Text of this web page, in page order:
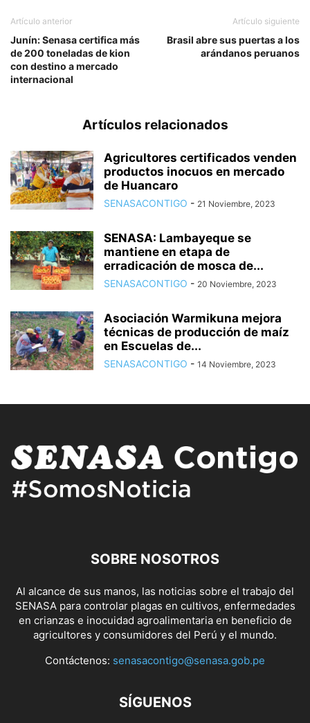
Artículo anterior
Junín: Senasa certifica más
de 200 toneladas de kion
con destino a mercado
internacional
Artículo siguiente
Brasil abre sus puertas a los
arándanos peruanos
Artículos relacionados
Agricultores certificados venden
productos inocuos en mercado
de Huancaro
SENASACONTIGO - 21 Noviembre, 2023
SENASA: Lambayeque se
mantiene en etapa de
erradicación de mosca de...
SENASACONTIGO - 20 Noviembre, 2023
Asociación Warmikuna mejora
técnicas de producción de maíz
en Escuelas de...
SENASACONTIGO - 14 Noviembre, 2023
SOBRE NOSOTROS
Al alcance de sus manos, las noticias sobre el trabajo del
SENASA para controlar plagas en cultivos, enfermedades
en crianzas e inocuidad agroalimentaria en beneficio de
agricultores y consumidores del Perú y el mundo.
Contáctenos: senasacontigo@senasa.gob.pe
SÍGUENOS